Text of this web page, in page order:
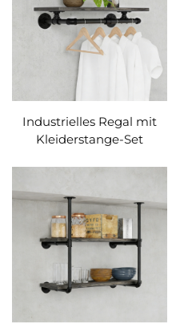
Industrielles Regal mit
Kleiderstange-Set